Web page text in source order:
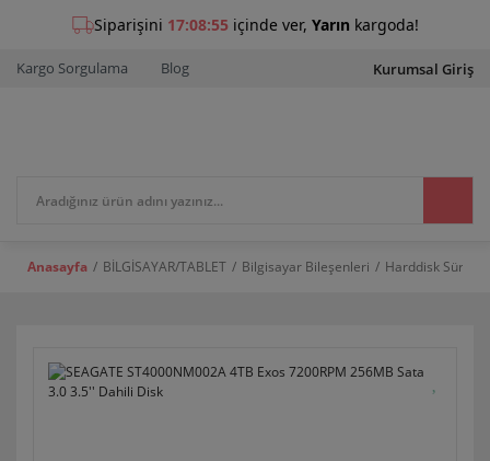
Kargo Sorgulama Blog Kurumsal Giriş
Anasayfa BİLGİSAYAR/TABLET Bilgisayar Bileşenleri Harddisk Sürücü